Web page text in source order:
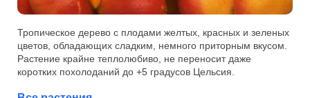
Тропическое дерево с плодами желтых, красных и зеленых
цветов, обладающих сладким, немного приторным вкусом.
Растение крайне теплолюбиво, не переносит даже
коротких похолоданий до +5 градусов Цельсия.